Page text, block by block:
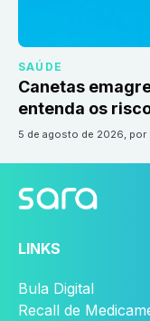
SAÚDE
Canetas
entenda os
5 de agosto de 2026, por
LINKS
Bula Digital
Recall de